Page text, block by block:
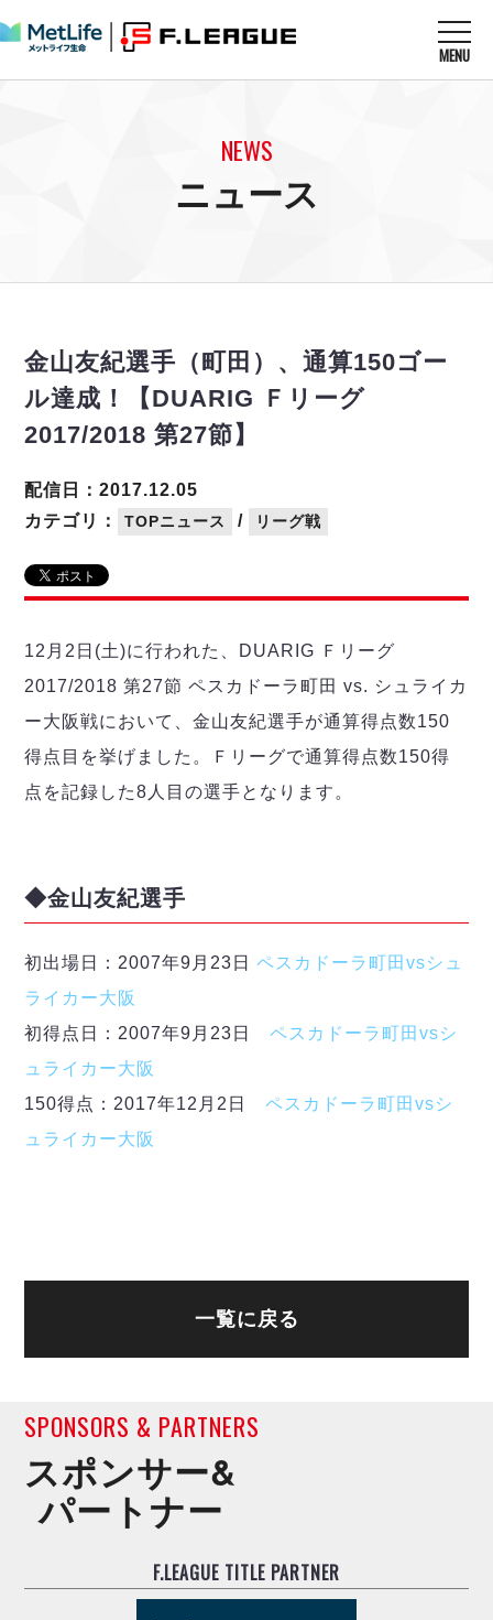
MENU
U-23選抜
メディア情報
フットサル日本代表
その他
戦績表
警告・退場・出場停止選手
個人ランキング｜ゴール
個人ランキング｜シュート
個人ランキング｜シュート成功率
個人ランキング｜第2PK
メットライフ生命Ｆ２リーグ
順位表
戦績表
警告・退場・出場停止選手
個人ランキング｜シュート
個人ランキング｜シュート成功率
メットライフ生命Ｆリーグカップ 2026
大会概要
アリーナ情報
チケット情報
過去の記録
エスポラーダ北海道
バルドラール浦安
フウガドールすみだ
立川アスレティックFC
ペスカドーラ町田
ボアルース長野
シュライカー大阪
バサジィ大分
メットライフ生命Ｆ２リーグ
Y．S．C．C．横浜
アグレミーナ浜松
デウソン神戸
ポルセイド浜田
アリーナ情報 ARENA
リーグ概要 ABOUT US
リーグ概要
大会概要
リーグ要項
クラブライセンス関連
過去の記録
過去の試合記録
ディビジョン1 試合記録
ディビジョン2 試合記録
Ｆリーグカップ 試合記録
リーグ統計データ
ハットトリック
担当審判員
選手の通算記録（Ｆ１）
エスポラーダ北海道
バルドラール浦安
フウガドールすみだ
しながわシティ
名古屋オーシャンズ
シュライカー大阪
選手の通算記録（Ｆ２）
ヴォスクオーレ仙台
マルバ水戸FC
Y．S．C．C．横浜
ヴィンセドール白山
プロジェクト PROJECT
ABeam AWARD
DIVISION01
DIVISION02
FOLLOW US!
NEWS
ニュース
金山友紀選手（町田）、通算150ゴー
ル達成！【DUARIG Ｆリーグ
2017/2018 第27節】
カテゴリ： TOPニュース / リーグ戦
配信日：2017.12.05
12月2日(土)に行われた、DUARIG Ｆリーグ
2017/2018 第27節 ペスカドーラ町田 vs. シュライカ
ー大阪戦において、金山友紀選手が通算得点数150
得点目を挙げました。Ｆリーグで通算得点数150得
点を記録した8人目の選手となります。
◆金山友紀選手
初出場日：2007年9月23日ペスカドーラ町田vsシュ
ライカー大阪
初得点日：2007年9月23日ペスカドーラ町田vsシ
ュライカー大阪
150得点：2017年12月2日ペスカドーラ町田vsシ
ュライカー大阪
一覧に戻る
SPONSORS & PARTNERS
スポンサー&
パートナー
F.LEAGUE TITLE PARTNER